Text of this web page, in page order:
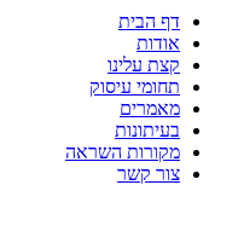
דף הבית
אודות
קצת עלינו
תחומי עיסוק
מאמרים
בעיתונות
מקורות השראה
צור קשר